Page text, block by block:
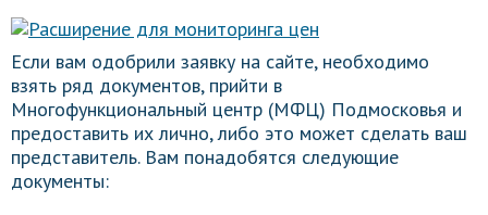
Если вам одобрили заявку на сайте, необходимо
взять ряд документов, прийти в
Многофункциональный центр (МФЦ) Подмосковья и
предоставить их лично, либо это может сделать ваш
представитель. Вам понадобятся следующие
документы: